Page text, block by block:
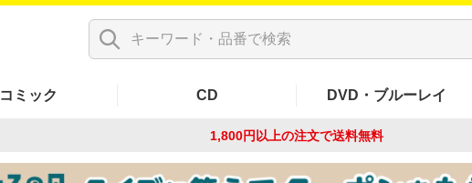
コミック CD DVD・ブルーレイ
1,800円以上の注文で送料無料